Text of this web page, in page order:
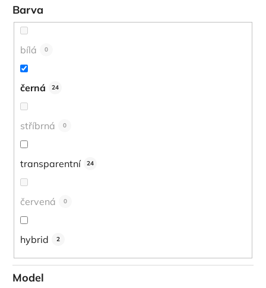
Barva
bílá 0
černá 24
stříbrná 0
transparentní 24
červená 0
hybrid 2
Model